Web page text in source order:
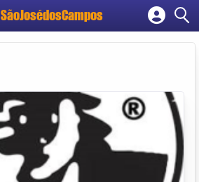
SãoJosédosCampos
Cadastrar empresa